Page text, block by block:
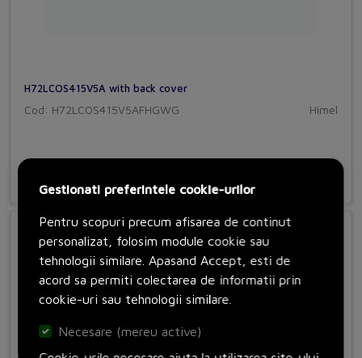
H72LCOS415V5A with back cover
Cod: H72LCOS415V5AFHGWG Himel
Gestionati preferintele cookie-urilor
Pentru scopuri precum afisarea de continut
personalizat, folosim module cookie sau
tehnologii similare. Apasand Accept, esti de
acord sa permiti colectarea de informatii prin
cookie-uri sau tehnologii similare.
Necesare (mereu active)